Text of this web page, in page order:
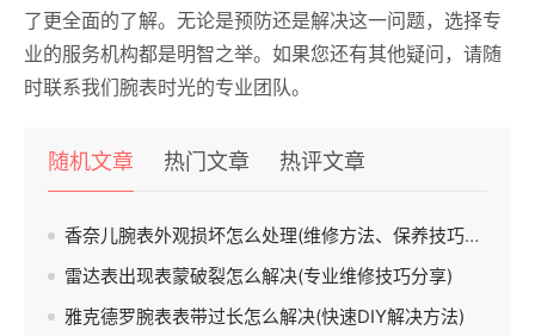
了更全面的了解。无论是预防还是解决这一问题，选择专
业的服务机构都是明智之举。如果您还有其他疑问，请随
时联系我们腕表时光的专业团队。
随机文章 热门文章 热评文章
香奈儿腕表外观损坏怎么处理(维修方法、保养技巧、售后服务)
雷达表出现表蒙破裂怎么解决(专业维修技巧分享)
雅克德罗腕表表带过长怎么解决(快速DIY解决方法)